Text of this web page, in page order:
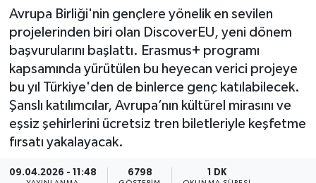
Avrupa Birliği'nin gençlere yönelik en sevilen
projelerinden biri olan DiscoverEU, yeni dönem
başvurularını başlattı. Erasmus+ programı
kapsamında yürütülen bu heyecan verici projeye
bu yıl Türkiye'den de binlerce genç katılabilecek.
Şanslı katılımcılar, Avrupa’nın kültürel mirasını ve
eşsiz şehirlerini ücretsiz tren biletleriyle keşfetme
fırsatı yakalayacak.
09.04.2026 - 11:48 6798 1 DK
GÖKTÜRK
GÜNDEM
KEMERBURGAZ
KÜLTÜR - SANAT